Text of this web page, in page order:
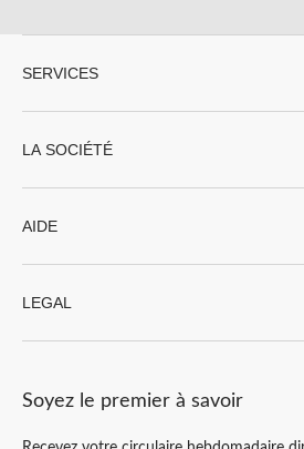
SERVICES
LA SOCIÉTÉ
AIDE
LEGAL
Soyez le premier à savoir